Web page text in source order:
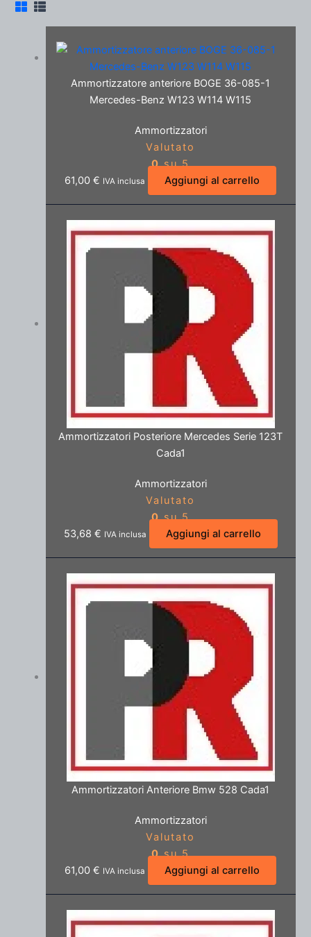
Ammortizzatore anteriore BOGE 36-085-1
Mercedes-Benz W123 W114 W115
Ammortizzatori
Valutato
0su 5
61,00€ IVA inclusa Aggiungi al carrello
Ammortizzatori Posteriore Mercedes Serie 123T
Cada1
Ammortizzatori
Valutato
0su 5
53,68 € IVA inclusa Aggiungi al carrello
Ammortizzatori Anteriore Bmw 528 Cada1
Ammortizzatori
Valutato
0su 5
61,00€ IVA inclusa Aggiungi al carrello